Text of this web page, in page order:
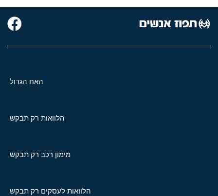
האח הגדול
הלוואות רק תבקש
מימון רכב רק תבקש
הלוואות לעסקים רק תבקש